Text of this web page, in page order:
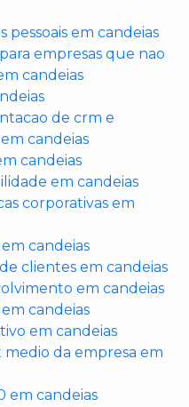
em candeias
empresas que nao
candeias
de crm e
candeias
candeias
em candeias
corporativas em
candeias
clientes em candeias
em candeias
candeias
em candeias
da empresa em
em candeias